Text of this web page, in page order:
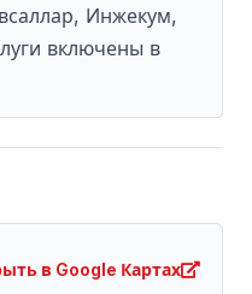
of Legends?
проводится
или время
над содержанием
Инжекум,
включены в
в Google Картах